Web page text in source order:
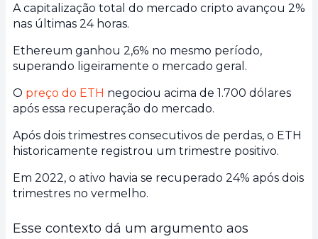
A capitalização total do mercado cripto avançou 2%
nas últimas 24 horas.
Ethereum ganhou 2,6% no mesmo período,
superando ligeiramente o mercado geral.
O preço do ETH negociou acima de 1.700 dólares
após essa recuperação do mercado.
Após dois trimestres consecutivos de perdas, o ETH
historicamente registrou um trimestre positivo.
Em 2022, o ativo havia se recuperado 24% após dois
trimestres no vermelho.
Esse contexto dá um argumento aos